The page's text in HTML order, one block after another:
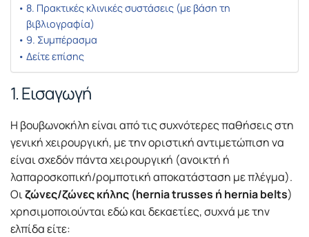
8. Πρακτικές κλινικές συστάσεις (με βάση τη
βιβλιογραφία)
9. Συμπέρασμα
Δείτε επίσης
1. Εισαγωγή
Η βουβωνοκήλη είναι από τις συχνότερες παθήσεις στη
γενική χειρουργική, με την οριστική αντιμετώπιση να
είναι σχεδόν πάντα χειρουργική (ανοικτή ή
λαπαροσκοπική/ρομποτική αποκατάσταση με πλέγμα).
Οιζώνες/ζώνες κήλης (hernia trusses ή hernia belts)
χρησιμοποιούνται εδώ και δεκαετίες, συχνά με την
ελπίδα είτε: